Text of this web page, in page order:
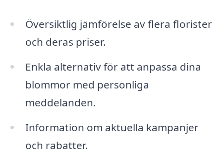
Översiktlig jämförelse av flera florister
och deras priser.
Enkla alternativ för att anpassa dina
blommor med personliga
meddelanden.
Information om aktuella kampanjer
och rabatter.